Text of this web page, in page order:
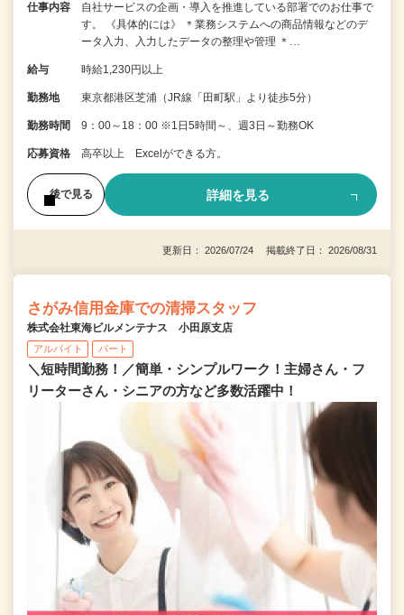
仕事内容
自社サービスの企画・導入を推進している部署でのお仕事で
す。 《具体的には》 ＊業務システムへの商品情報などのデ
ータ入力、入力したデータの整理や管理 ＊…
給与 時給1,230円以上
勤務地 東京都港区芝浦（JR線「田町駅」より徒歩5分）
勤務時間 9：00～18：00 ※1日5時間～、週3日～勤務OK
応募資格 高卒以上 Excelができる方。
後で見る 詳細を見る
更新日： 2026/07/24 掲載終了日： 2026/08/31
さがみ信用金庫での清掃スタッフ
株式会社東海ビルメンテナス 小田原支店
アルバイト パート
＼短時間勤務！／簡単・シンプルワーク！主婦さん・フ
リーターさん・シニアの方など多数活躍中！